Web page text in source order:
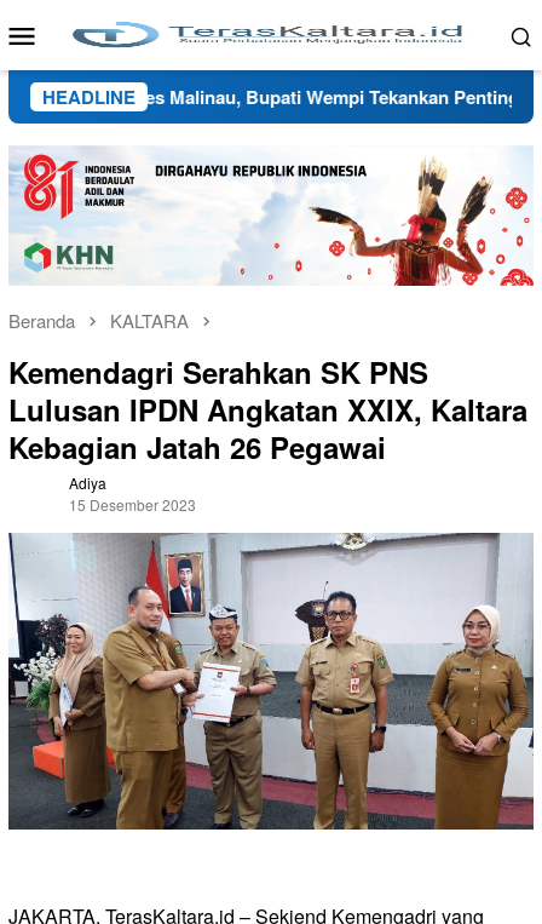
ke
Menu
Mobile
HEADLINE
Kapolres Malinau, Bupati Wempi Tekankan Pentingnya
Beranda KALTARA
Kemendagri Serahkan SK PNS
Lulusan IPDN Angkatan XXIX, Kaltara
Kebagian Jatah 26 Pegawai
Adiya
15 Desember 2023
JAKARTA, TerasKaltara.id – Sekjend Kemengadri yang